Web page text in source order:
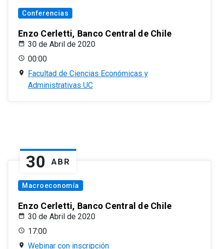
Conferencias
Enzo Cerletti, Banco Central de Chile
30 de Abril de 2020
00:00
Facultad de Ciencias Económicas y
Administrativas UC
30 ABR
Macroeconomía
Enzo Cerletti, Banco Central de Chile
30 de Abril de 2020
17:00
Webinar con inscripción